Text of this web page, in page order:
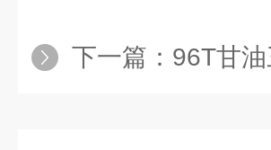
下一篇： 96T甘